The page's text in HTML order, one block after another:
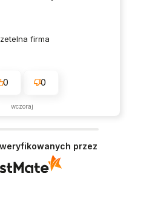
firma
0 0
wczoraj
przez